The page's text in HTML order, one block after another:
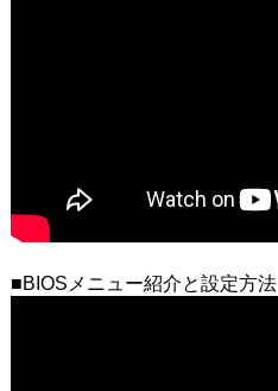
■BIOSメニュー紹介と設定方法